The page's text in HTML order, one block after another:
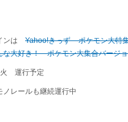
ンは Yahoo!きっず – ポケモン大特
な大好き！ ポケモン大集合バージ
運行予定
ノレールも継続運行中